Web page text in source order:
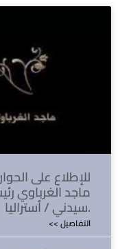
للإطلاع على
ماجد الغرباوي
سيدني / أستراليا.
<< التفاصيل